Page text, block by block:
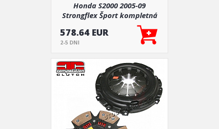
Honda S2000 2005-09
Strongflex Šport kompletná
zostava silentblokov 26 ks
578.64 EUR
2-5 DNI